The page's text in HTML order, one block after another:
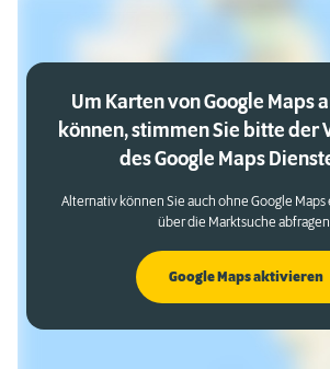
Um Karten von Google Maps
können, stimmen Sie bitte der
des Google Maps
Alternativ können Sie auch ohne Google Maps
über die Marktsuche
Google Maps aktivieren